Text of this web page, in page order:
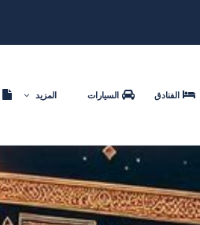
الفنادق السيارات المزيد